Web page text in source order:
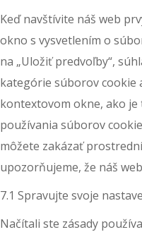
Keď navštívite náš web
okno s vysvetlením o
na „Uložiť predvoľby“,
kategórie súborov cookie
kontextovom okne, ako je
používania súborov
môžete zakázať
upozorňujeme, že náš
7.1 Spravujte svoje
Načítali ste zásady